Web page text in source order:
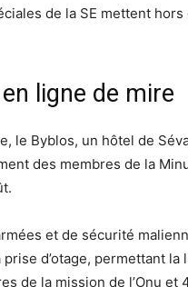
de la SE mettent hors
ligne de mire
le Byblos, un hôtel de
des membres de la
et de sécurité
d’otage, permettant
de la mission de l’Onu et